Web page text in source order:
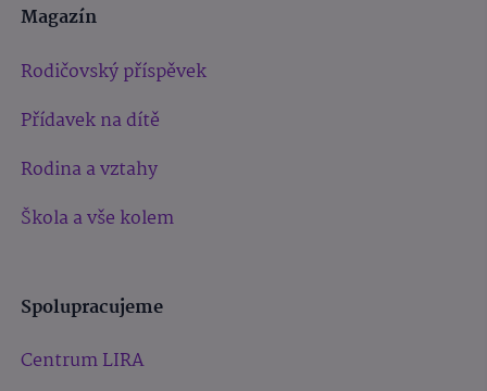
Magazín
Rodičovský příspěvek
Přídavek na dítě
Rodina a vztahy
Škola a vše kolem
Spolupracujeme
Centrum LIRA